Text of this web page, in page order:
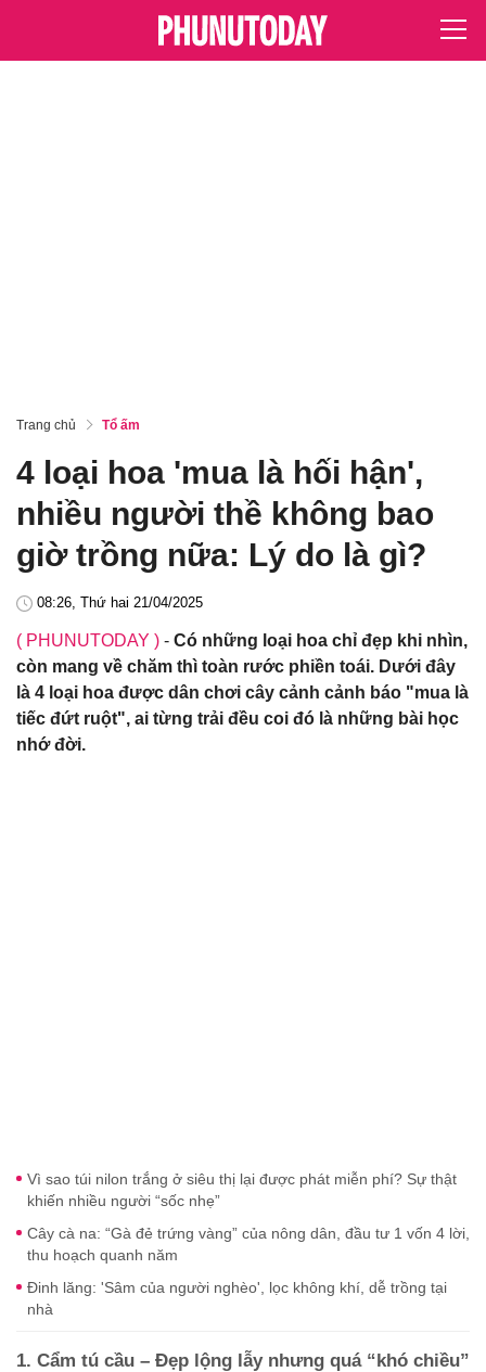
Trang chủ Tổ ấm
4 loại hoa 'mua là hối hận',
nhiều người thề không bao
giờ trồng nữa: Lý do là gì?
08:26, Thứ hai 21/04/2025
( PHUNUTODAY ) - Có những loại hoa chỉ đẹp khi nhìn,
còn mang về chăm thì toàn rước phiền toái. Dưới đây
là 4 loại hoa được dân chơi cây cảnh cảnh báo "mua là
tiếc đứt ruột", ai từng trải đều coi đó là những bài học
nhớ đời.
Vì sao túi nilon trắng ở siêu thị lại được phát miễn phí? Sự thật
khiến nhiều người “sốc nhẹ”
Cây cà na: “Gà đẻ trứng vàng” của nông dân, đầu tư 1 vốn 4 lời,
thu hoạch quanh năm
Đinh lăng: 'Sâm của người nghèo', lọc không khí, dễ trồng tại
nhà
1. Cẩm tú cầu – Đẹp lộng lẫy nhưng quá “khó chiều”